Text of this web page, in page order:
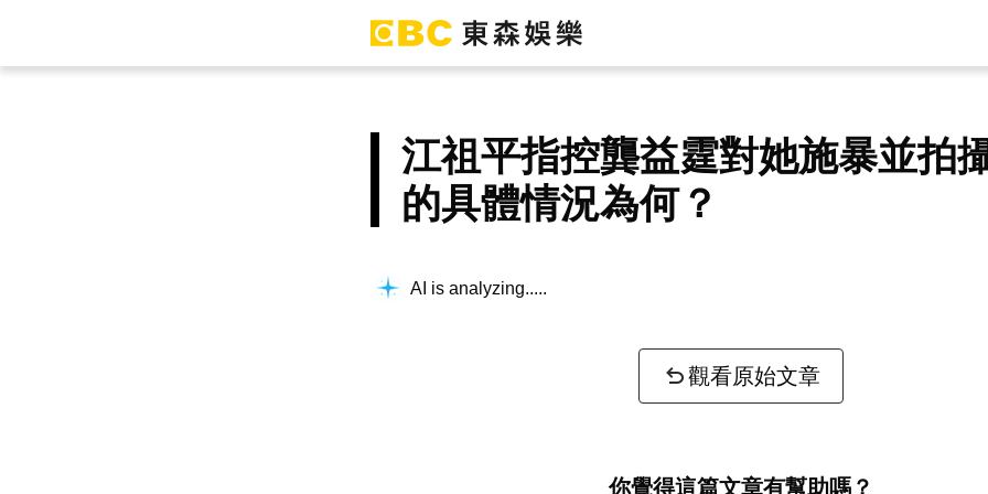
江祖平指控龔益霆對她施暴並拍
的具體情況為何？
AI is analyzing...
觀看原始文章
你覺得這篇文章有幫助嗎？